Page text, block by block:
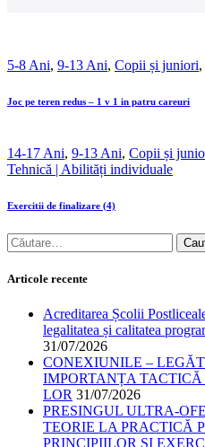
5-8 Ani, 9-13 Ani, Copii și juniori,
Joc pe teren redus – 1 v 1 in patru careuri
14-17 Ani, 9-13 Ani, Copii și
Tehnică | Abilități individuale
Exercitii de finalizare (4)
Articole recente
Acreditarea Școlii
legalitatea și calitatea
31/07/2026
CONEXIUNILE –
IMPORTANȚA
LOR 31/07/2026
PRESINGUL ULTRA-
TEORIE LA PRACTICĂ
PRINCIPIILOR ȘI